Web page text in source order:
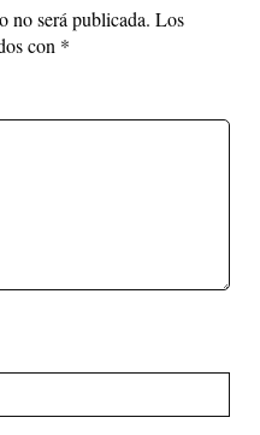
no será publicada. Los
con *